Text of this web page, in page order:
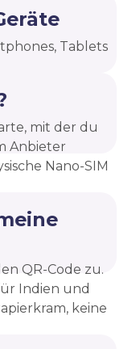
Tablets
mit der du
Anbieter
Nano-SIM
QR-Code zu.
Indien und
keine